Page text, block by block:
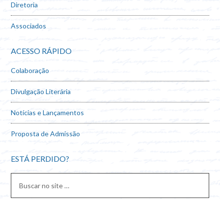
Diretoria
Associados
ACESSO RÁPIDO
Colaboração
Divulgação Literária
Notícias e Lançamentos
Proposta de Admissão
ESTÁ PERDIDO?